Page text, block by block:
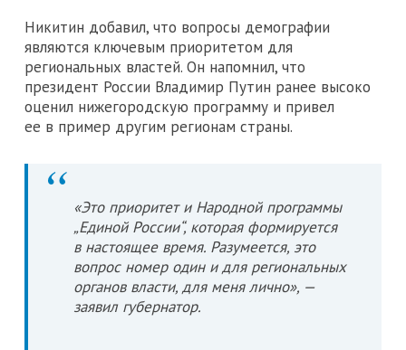
Никитин добавил, что вопросы демографии
являются ключевым приоритетом для
региональных властей. Он напомнил, что
президент России Владимир Путин ранее высоко
оценил нижегородскую программу и привел
ее в пример другим регионам страны.
«Это приоритет и Народной программы
„Единой России“, которая формируется
в настоящее время. Разумеется, это
вопрос номер один и для региональных
органов власти, для меня лично», —
заявил губернатор.